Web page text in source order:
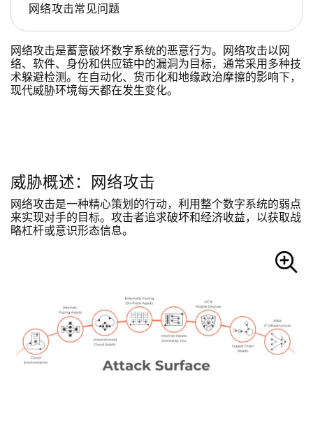
网络攻击常见问题
网络攻击是蓄意破坏数字系统的恶意行为。网络攻击以网
络、软件、身份和供应链中的漏洞为目标，通常采用多种技
术躲避检测。在自动化、货币化和地缘政治摩擦的影响下，
现代威胁环境每天都在发生变化。
威胁概述：网络攻击
网络攻击是一种精心策划的行动，利用整个数字系统的弱点
来实现对手的目标。攻击者追求破坏和经济收益，以获取战
略杠杆或意识形态信息。